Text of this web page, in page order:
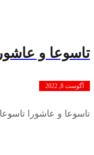
تاسوعا و عاشورا
آگوست 8, 2022
تاسوعا و عاشورا